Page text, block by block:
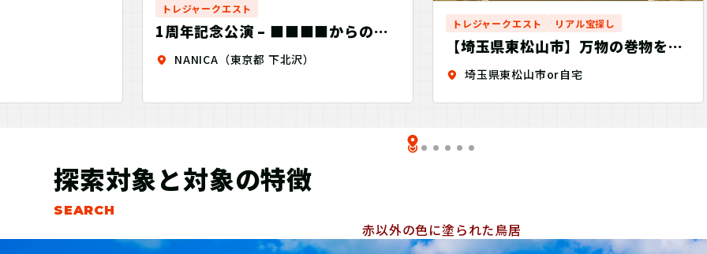
トレジャークエスト
1周年記念公演 – ■■■■からの生
還【公演型謎解きイベント】
NANICA（東京都 下北沢）
トレジャークエスト リアル宝探し
【埼玉県東松山市】万物の巻物を探
せ！Discovery
埼玉県東松山市or自宅
探索対象と対象の特徴
赤以外の色に塗られた鳥居